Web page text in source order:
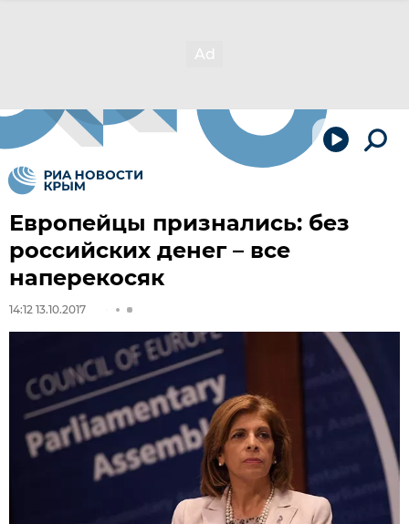
Европейцы признались: без
российских денег – все
наперекосяк
14:12 13.10.2017